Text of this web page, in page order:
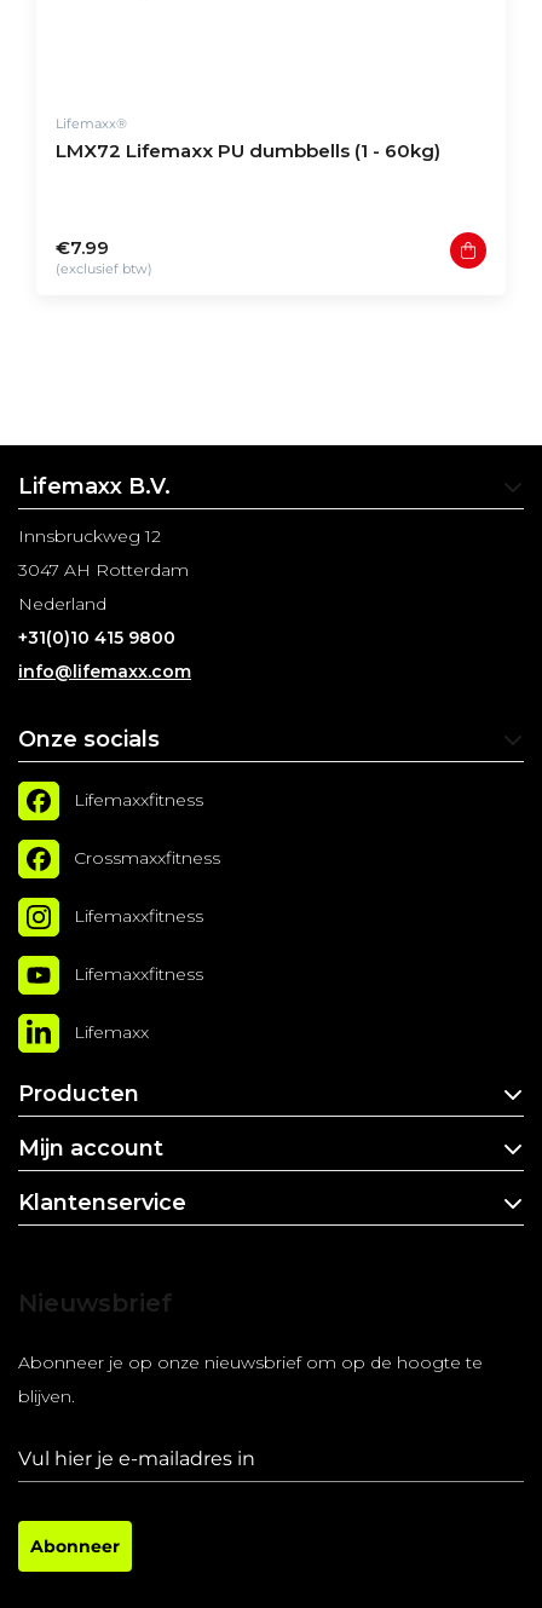
Lifemaxx®
LMX72 Lifemaxx PU dumbbells (1 - 60kg)
€7.99
(exclusief btw)
Lifemaxx B.V.
Innsbruckweg 12
3047 AH Rotterdam
Nederland
+31(0)10 415 9800
info@lifemaxx.com
Onze socials
Lifemaxxfitness
Crossmaxxfitness
Lifemaxxfitness
Lifemaxxfitness
Lifemaxx
Producten
Mijn account
Klantenservice
Nieuwsbrief
Abonneer je op onze nieuwsbrief om op de hoogte te
blijven.
Abonneer